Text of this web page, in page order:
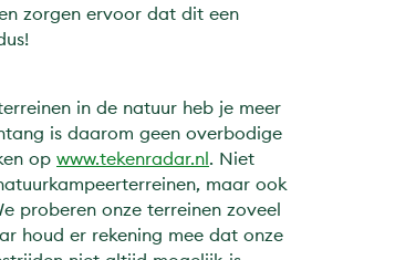
zorgen ervoor dat dit een
in de natuur heb je meer
is daarom geen overbodige
op www.tekenradar.nl. Niet
maar ook
proberen onze terreinen zoveel
houd er rekening mee dat onze